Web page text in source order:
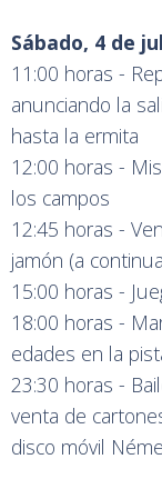
Sábado, 4 de
11:00 horas -
anunciando la
hasta la ermita
12:00 horas -
los campos
12:45 horas -
jamón (a
15:00 horas -
18:00 horas -
edades en la
23:30 horas -
venta de
disco móvil